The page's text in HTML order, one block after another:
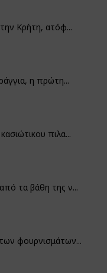
Κρήτη, ατόφ...
η πρώτη...
πιλα...
τα βάθη της ν...
φουρνισμάτων...